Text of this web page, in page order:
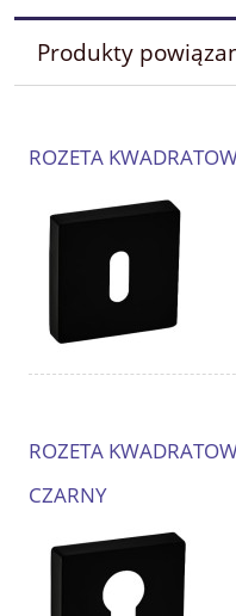
Produkty
ROZETA
ROZETA
CZARNY